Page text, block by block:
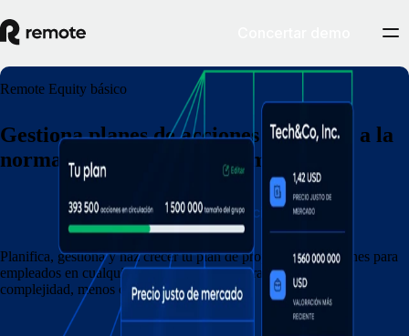
Remote Equity básico
Gestiona planes de acciones conforme a la
normativa local en todo el mundo
Planifica, gestiona y haz crecer tu plan de propiedad de acciones para
empleados en cualquier lugar en el que contrates con menos
complejidad, menos costes y menos riesgos.
Concertar demostración